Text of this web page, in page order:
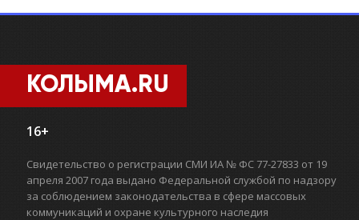
КОЛЫМА.RU
16+
Свидетельство о регистрации СМИ ИА № ФС 77-27833 от 19
апреля 2007 года выдано Федеральной службой по надзору
за соблюдением законодательства в сфере массовых
коммуникаций и охране культурного наследия